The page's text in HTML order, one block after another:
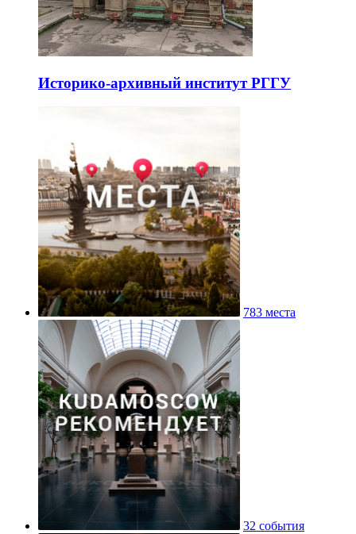
Историко-архивный институт РГГУ
783 места
32 события